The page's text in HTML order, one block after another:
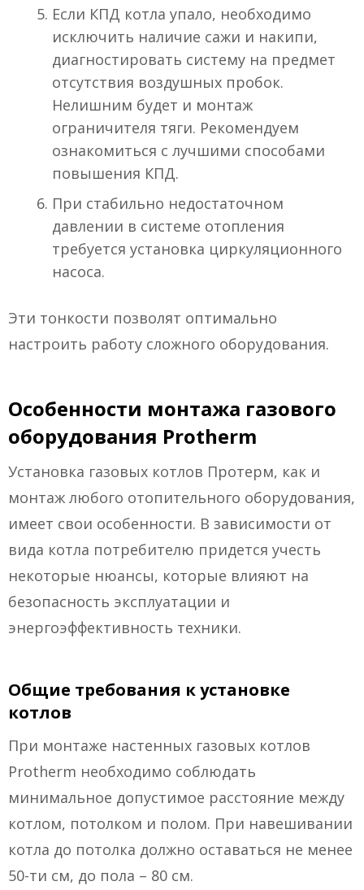
Если КПД котла упало, необходимо
исключить наличие сажи и накипи,
диагностировать систему на предмет
отсутствия воздушных пробок.
Нелишним будет и монтаж
ограничителя тяги. Рекомендуем
ознакомиться с лучшими способами
повышения КПД.
При стабильно недостаточном
давлении в системе отопления
требуется установка циркуляционного
насоса.
Эти тонкости позволят оптимально
настроить работу сложного оборудования.
Особенности монтажа газового
оборудования Protherm
Установка газовых котлов Протерм, как и
монтаж любого отопительного оборудования,
имеет свои особенности. В зависимости от
вида котла потребителю придется учесть
некоторые нюансы, которые влияют на
безопасность эксплуатации и
энергоэффективность техники.
Общие требования к установке
котлов
При монтаже настенных газовых котлов
Protherm необходимо соблюдать
минимальное допустимое расстояние между
котлом, потолком и полом. При навешивании
котла до потолка должно оставаться не менее
50-ти см, до пола – 80 см.